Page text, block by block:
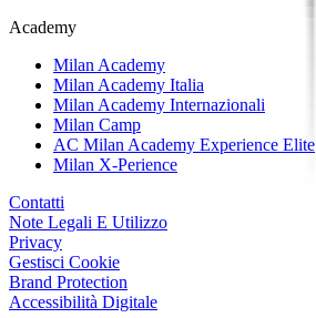
Academy
Milan Academy
Milan Academy Italia
Milan Academy Internazionali
Milan Camp
AC Milan Academy Experience Elite
Milan X-Perience
Contatti
Note Legali E Utilizzo
Privacy
Gestisci Cookie
Brand Protection
Accessibilità Digitale